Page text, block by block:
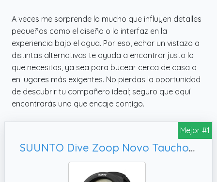
A veces me sorprende lo mucho que influyen detalles
pequeños como el diseño o la interfaz en la
experiencia bajo el agua. Por eso, echar un vistazo a
distintas alternativas te ayuda a encontrar justo lo
que necesitas, ya sea para bucear cerca de casa o
en lugares más exigentes. No pierdas la oportunidad
de descubrir tu compañero ideal; seguro que aquí
encontrarás uno que encaje contigo.
Mejor #1
SUUNTO Dive Zoop Novo Tauchordenador, negro